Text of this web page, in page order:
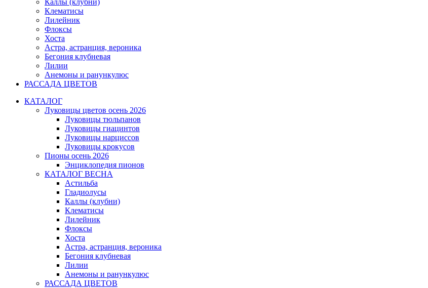
Каллы (клубни)
Клематисы
Лилейник
Флоксы
Хоста
Астра, астранция, вероника
Бегония клубневая
Лилии
Анемоны и ранункулюс
РАССАДА ЦВЕТОВ
КАТАЛОГ
Луковицы цветов осень 2026
Луковицы тюльпанов
Луковицы гиацинтов
Луковицы нарциссов
Луковицы крокусов
Пионы осень 2026
Энциклопедия пионов
КАТАЛОГ ВЕСНА
Астильба
Гладиолусы
Каллы (клубни)
Клематисы
Лилейник
Флоксы
Хоста
Астра, астранция, вероника
Бегония клубневая
Лилии
Анемоны и ранункулюс
РАССАДА ЦВЕТОВ